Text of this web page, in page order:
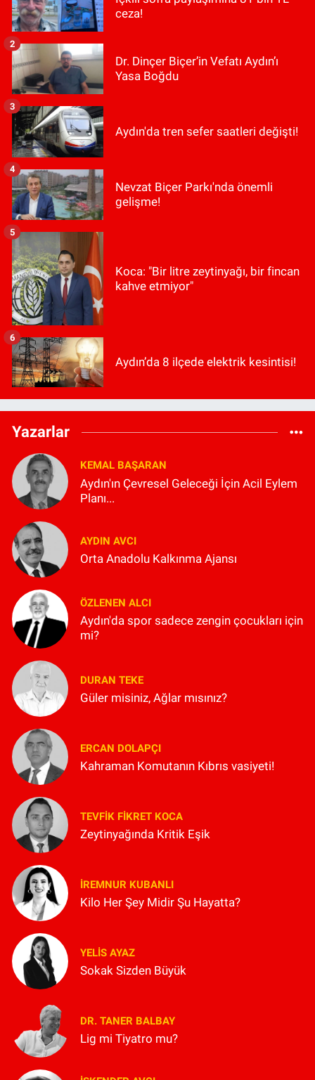
ceza!
Dr. Dinçer Biçer’in Vefatı Aydın’ı
Yasa Boğdu
2
Aydın'da tren sefer saatleri değişti!
3
Nevzat Biçer Parkı'nda önemli
gelişme!
4
Koca: "Bir litre zeytinyağı, bir fincan
kahve etmiyor"
5
Aydın’da 8 ilçede elektrik kesintisi!
6
Yazarlar
KEMAL BAŞARAN
Aydın'ın Çevresel Geleceği İçin Acil Eylem
Planı...
AYDIN AVCI
Orta Anadolu Kalkınma Ajansı
ÖZLENEN ALCI
Aydın'da spor sadece zengin çocukları için
mi?
DURAN TEKE
Güler misiniz, Ağlar mısınız?
ERCAN DOLAPÇI
Kahraman Komutanın Kıbrıs vasiyeti!
TEVFIK FIKRET KOCA
Zeytinyağında Kritik Eşik
İREMNUR KUBANLI
Kilo Her Şey Midir Şu Hayatta?
YELIS AYAZ
Sokak Sizden Büyük
DR. TANER BALBAY
Lig mi Tiyatro mu?